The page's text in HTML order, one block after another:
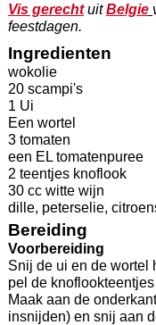
Vis gerechtuitBelgie
feestdagen.
Ingredienten
wokolie
20 scampi's
1 Ui
Een wortel
3 tomaten
een EL tomatenpuree
2 teentjes knoflook
30 cc witte wijn
dille, peterselie,
Bereiding
Voorbereiding
Snij de ui en de wortel
pel de knoflookteentjes
Maak aan de
insnijden) en snij aan